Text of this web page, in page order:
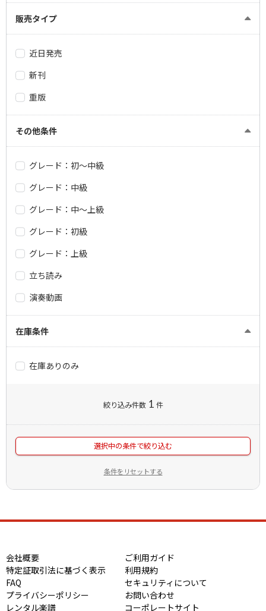
販売タイプ
近日発売
新刊
重版
その他条件
グレード：初～中級
グレード：中級
グレード：中～上級
グレード：初級
グレード：上級
立ち読み
演奏動画
在庫条件
在庫ありのみ
絞り込み件数 1 件
選択中の条件で絞り込む
条件をリセットする
会社概要
ご利用ガイド
特定証取引法に基づく表示
利用規約
FAQ
セキュリティについて
プライバシーポリシー
お問い合わせ
レンタル楽譜
コーポレートサイト